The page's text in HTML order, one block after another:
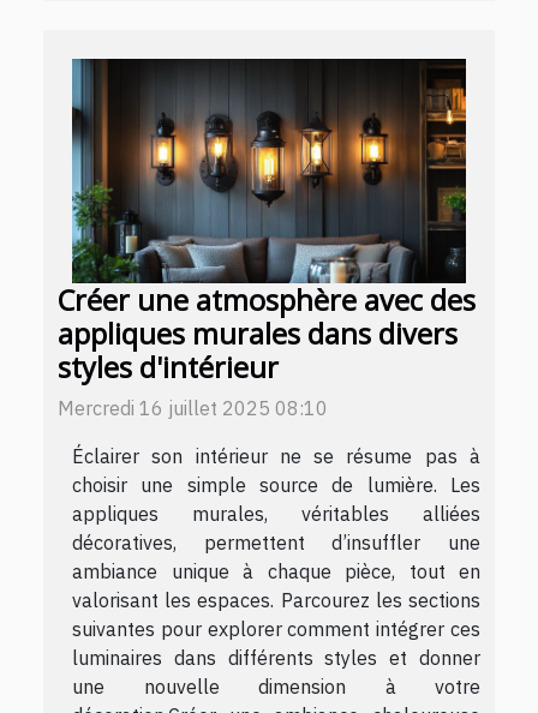
Créer une atmosphère avec des
appliques murales dans divers
styles d'intérieur
Mercredi 16 juillet 2025 08:10
Éclairer son intérieur ne se résume pas à
choisir une simple source de lumière. Les
appliques murales, véritables alliées
décoratives, permettent d’insuffler une
ambiance unique à chaque pièce, tout en
valorisant les espaces. Parcourez les sections
suivantes pour explorer comment intégrer ces
luminaires dans différents styles et donner
une nouvelle dimension à votre